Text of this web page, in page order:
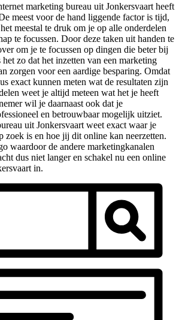
marketing bureau uit Jonkersvaart heeft
meest voor de hand liggende factor is tijd,
meestal te druk om je op alle onderdelen
te focussen. Door deze taken uit handen te
om je te focussen op dingen die beter bij
het zo dat het inzetten van een marketing
zorgen voor een aardige besparing. Omdat
exact kunnen meten wat de resultaten zijn
weet je altijd meteen wat het je heeft
wil je daarnaast ook dat je
en betrouwbaar mogelijk uitziet.
uit Jonkersvaart weet exact waar je
zoek is en hoe jij dit online kan neerzetten.
waardoor de andere marketingkanalen
dus niet langer en schakel nu een online
in.